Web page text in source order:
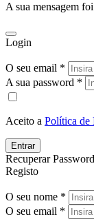
A sua mensagem
Login
O seu email *
A sua password *
Aceito a Política de
Entrar
Recuperar Password
Registo
O seu nome *
O seu email *